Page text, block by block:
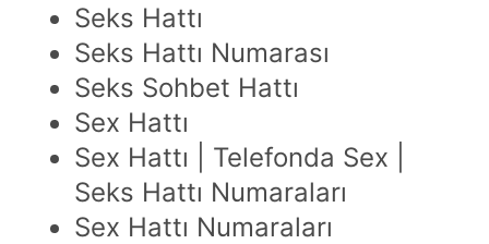
Seks Hattı
Seks Hattı Numarası
Seks Sohbet Hattı
Sex Hattı
Sex Hattı | Telefonda Sex |
Seks Hattı Numaraları
Sex Hattı Numaraları